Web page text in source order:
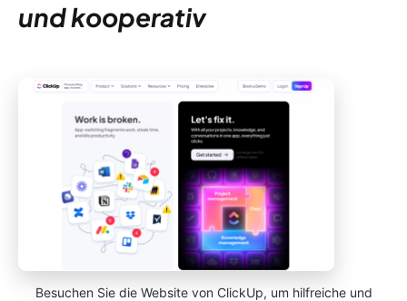
und kooperativ
Besuchen Sie die Website von ClickUp, um hilfreiche und